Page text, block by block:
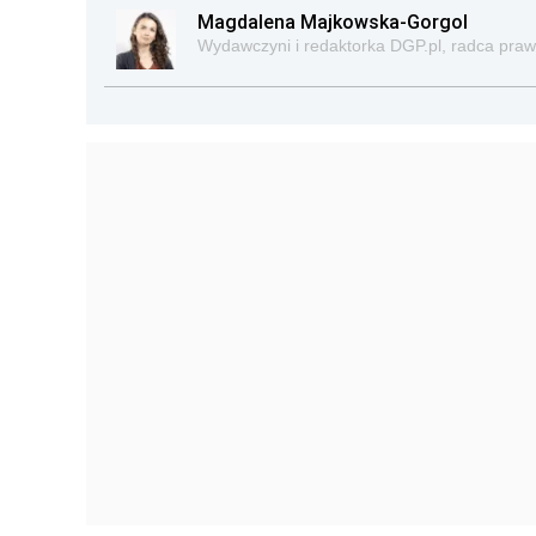
Magdalena Majkowska-Gorgol
Wydawczyni i redaktorka DGP.pl, radca